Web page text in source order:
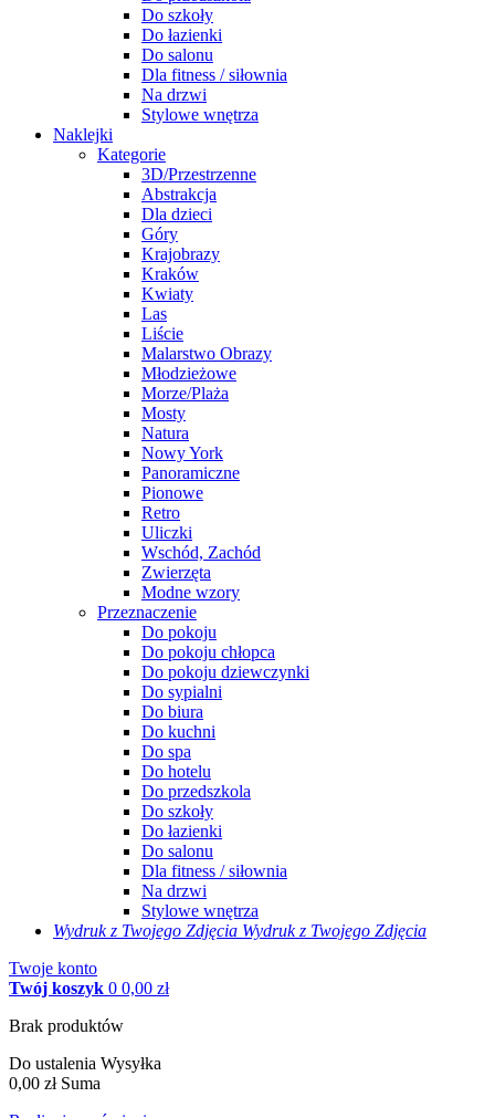
Do szkoły
Do łazienki
Do salonu
Dla fitness / siłownia
Na drzwi
Stylowe wnętrza
Naklejki
Kategorie
3D/Przestrzenne
Abstrakcja
Dla dzieci
Góry
Krajobrazy
Kraków
Kwiaty
Las
Liście
Malarstwo Obrazy
Młodzieżowe
Morze/Plaża
Mosty
Natura
Nowy York
Panoramiczne
Pionowe
Retro
Uliczki
Wschód, Zachód
Zwierzęta
Modne wzory
Przeznaczenie
Do pokoju
Do pokoju chłopca
Do pokoju dziewczynki
Do sypialni
Do biura
Do kuchni
Do spa
Do hotelu
Do przedszkola
Do szkoły
Do łazienki
Do salonu
Dla fitness / siłownia
Na drzwi
Stylowe wnętrza
Wydruk z Twojego Zdjęcia Wydruk z Twojego Zdjęcia
Twoje konto
Twój koszyk 0 0,00 zł
Brak produktów
Do ustalenia Wysyłka
0,00 zł Suma